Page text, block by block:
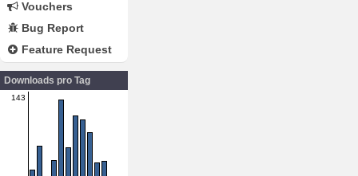
Vouchers
Bug Report
Feature Request
Downloads pro Tag
143